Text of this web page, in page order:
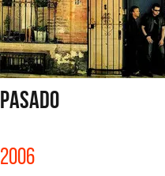
PASADO
2006